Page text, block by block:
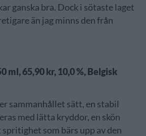
ganska bra. Dock i sötaste laget
än jag minns den från
ml, 65,90 kr, 10,0 %, Belgisk
sammanhållet sätt, en stabil
med lätta kryddor, en skön
som bärs upp av den